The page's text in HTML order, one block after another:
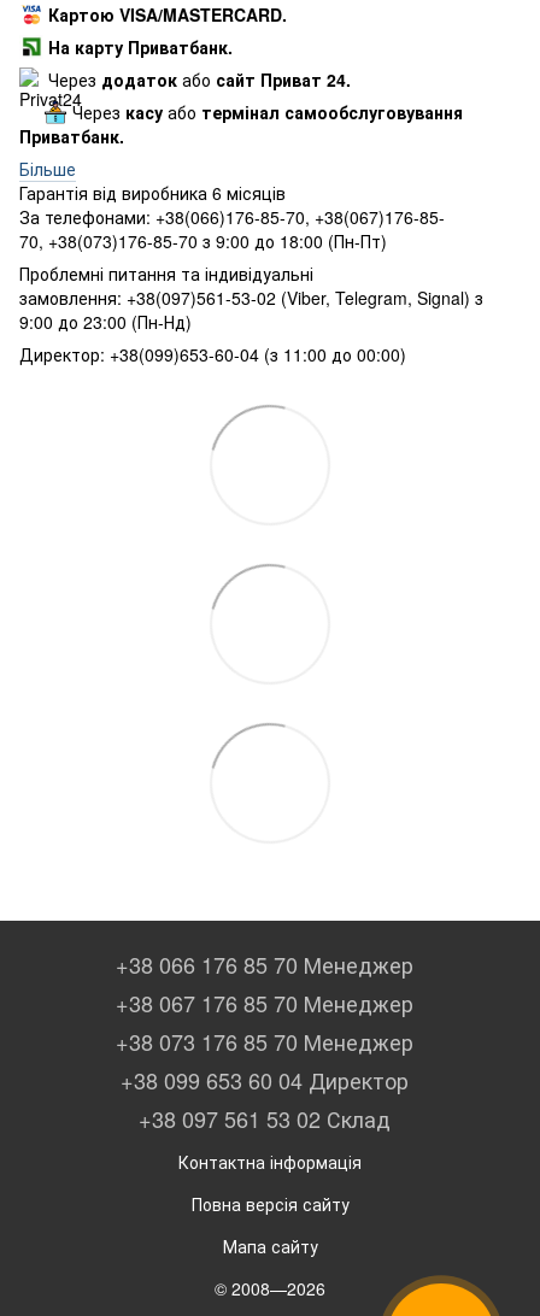
Картою VISA/MASTERCARD.
На карту Приватбанк.
Через додаток або сайт Приват 24.
Через касу або термінал самообслуговування
Приватбанк.
Більше
Гарантія від виробника 6 місяців
За телефонами: +38(066)176-85-70, +38(067)176-85-
70, +38(073)176-85-70 з 9:00 до 18:00 (Пн-Пт)
Проблемні питання та індивідуальні
замовлення: +38(097)561-53-02 (Viber, Telegram, Signal) з
9:00 до 23:00 (Пн-Нд)
Директор: +38(099)653-60-04 (з 11:00 до 00:00)
+38 066 176 85 70 Менеджер
+38 067 176 85 70 Менеджер
+38 073 176 85 70 Менеджер
+38 099 653 60 04 Директор
+38 097 561 53 02 Склад
Контактна інформація
Повна версія сайту
Мапа сайту
© 2008—2026